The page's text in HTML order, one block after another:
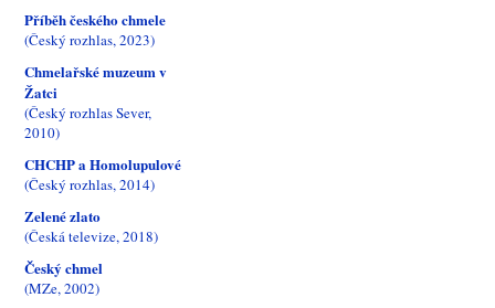
Příběh českého chmele
(Český rozhlas, 2023)
Chmelařské muzeum v
Žatci
(Český rozhlas Sever,
2010)
CHCHP a Homolupulové
(Český rozhlas, 2014)
Zelené zlato
(Česká televize, 2018)
Český chmel
(MZe, 2002)